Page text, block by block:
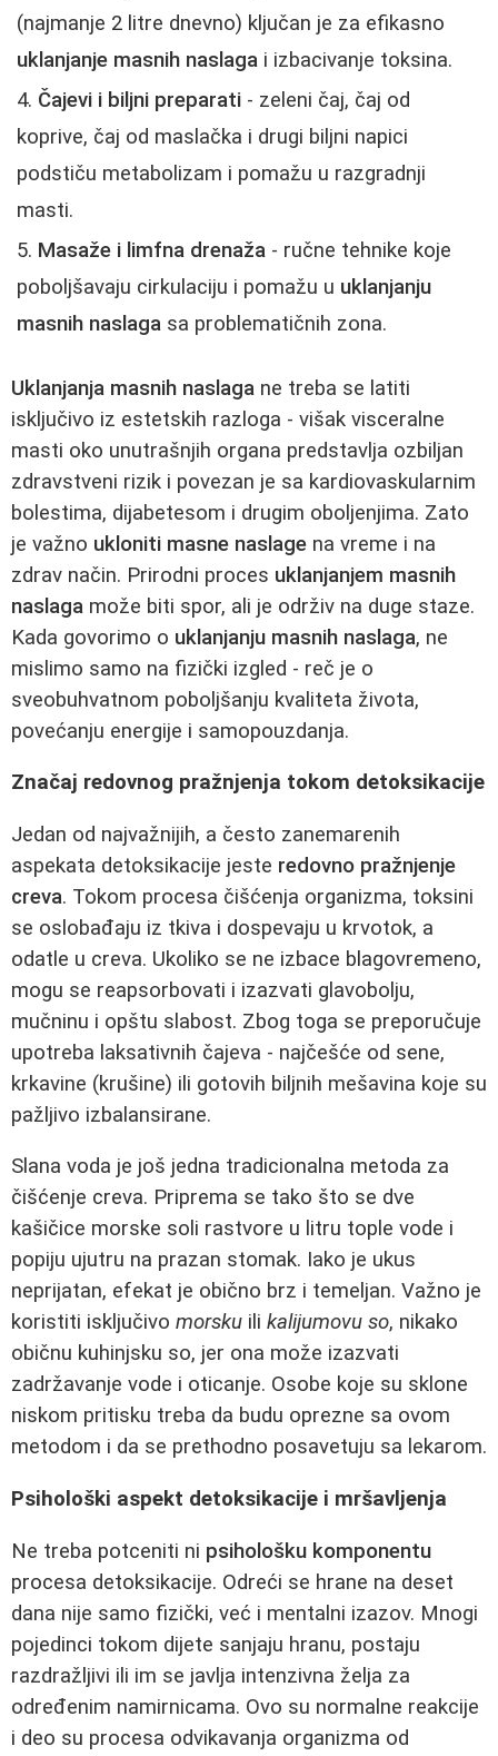
(najmanje 2 litre dnevno) ključan je za efikasno
uklanjanje masnih naslaga i izbacivanje toksina.
Čajevi i biljni preparati - zeleni čaj, čaj od
koprive, čaj od maslačka i drugi biljni napici
podstiču metabolizam i pomažu u razgradnji
masti.
Masaže i limfna drenaža - ručne tehnike koje
poboljšavaju cirkulaciju i pomažu u uklanjanju
masnih naslaga sa problematičnih zona.
Uklanjanja masnih naslaga ne treba se latiti
isključivo iz estetskih razloga - višak visceralne
masti oko unutrašnjih organa predstavlja ozbiljan
zdravstveni rizik i povezan je sa kardiovaskularnim
bolestima, dijabetesom i drugim oboljenjima. Zato
je važno ukloniti masne naslage na vreme i na
zdrav način. Prirodni proces uklanjanjem masnih
naslaga može biti spor, ali je održiv na duge staze.
Kada govorimo o uklanjanju masnih naslaga, ne
mislimo samo na fizički izgled - reč je o
sveobuhvatnom poboljšanju kvaliteta života,
povećanju energije i samopouzdanja.
Značaj redovnog pražnjenja tokom detoksikacije
Jedan od najvažnijih, a često zanemarenih
aspekata detoksikacije jeste redovno pražnjenje
creva. Tokom procesa čišćenja organizma, toksini
se oslobađaju iz tkiva i dospevaju u krvotok, a
odatle u creva. Ukoliko se ne izbace blagovremeno,
mogu se reapsorbovati i izazvati glavobolju,
mučninu i opštu slabost. Zbog toga se preporučuje
upotreba laksativnih čajeva - najčešće od sene,
krkavine (krušine) ili gotovih biljnih mešavina koje su
pažljivo izbalansirane.
Slana voda je još jedna tradicionalna metoda za
čišćenje creva. Priprema se tako što se dve
kašičice morske soli rastvore u litru tople vode i
popiju ujutru na prazan stomak. Iako je ukus
neprijatan, efekat je obično brz i temeljan. Važno je
koristiti isključivo morsku ili kalijumovu so, nikako
običnu kuhinjsku so, jer ona može izazvati
zadržavanje vode i oticanje. Osobe koje su sklone
niskom pritisku treba da budu oprezne sa ovom
metodom i da se prethodno posavetuju sa lekarom.
Psihološki aspekt detoksikacije i mršavljenja
Ne treba potceniti ni psihološku komponentu
procesa detoksikacije. Odreći se hrane na deset
dana nije samo fizički, već i mentalni izazov. Mnogi
pojedinci tokom dijete sanjaju hranu, postaju
razdražljivi ili im se javlja intenzivna želja za
određenim namirnicama. Ovo su normalne reakcije
i deo su procesa odvikavanja organizma od